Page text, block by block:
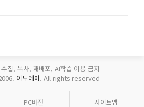
집, 복사, 재배포, AI학습 이용 금지
이투데이. All rights reserved
PC버전 사이트맵